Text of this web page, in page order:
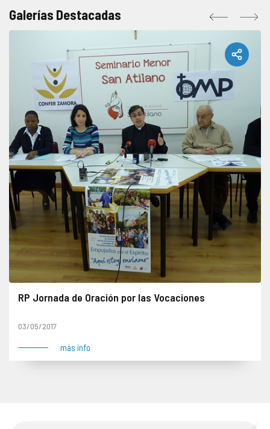
Galerías Destacadas
RP Jornada de Oración por las Vocaciones
03/05/2017
más info